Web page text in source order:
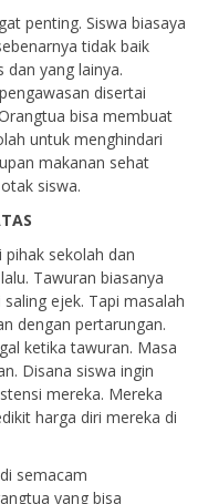
penting. Siswa biasaya
tidak baik
yang lainya.
disertai
bisa membuat
untuk menghindari
makanan sehat
siswa.
sekolah dan
Tawuran biasanya
ejek. Tapi masalah
dengan pertarungan.
ketika tawuran. Masa
Disana siswa ingin
mereka. Mereka
harga diri mereka di
semacam
yang bisa